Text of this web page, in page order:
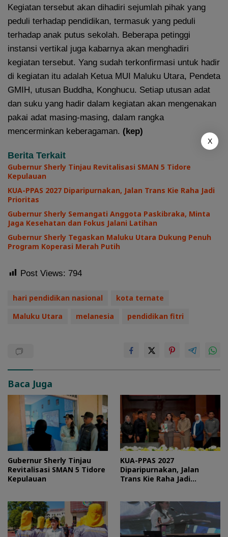
Kegiatan tersebut akan dihadiri sejumlah pihak yang
peduli terhadap pendidikan, termasuk yang peduli
terhadap anak putus sekolah. Beberapa petinggi
instansi vertikal juga kabarnya akan menghadiri
kegiatan tersebut. Yang sudah terkonfirmasi untuk hadir
di kegiatan itu adalah Ketua MUI Maluku Utara, Pendeta
GMIH, utusan Buddha, Konghucu. Setiap utusan adat
dan suku yang hadir dalam kegiatan akan mengenakan
pakai adat masing-masing, dalam rangka
mencerminkan keberagaman. (kep)
Berita Terkait
Gubernur Sherly Tinjau Revitalisasi SMAN 5 Tidore
Kepulauan
KUA-PPAS 2027 Diparipurnakan, Jalan Trans Kie Raha Jadi
Prioritas
Gubernur Sherly Semangati Anggota Paskibraka, Minta
Jaga Kesehatan dan Fokus Jalani Latihan
Gubernur Sherly Tegaskan Maluku Utara Dukung Penuh
Program Koperasi Merah Putih
Post Views: 794
hari pendidikan nasional
kota ternate
Maluku Utara
melanesia pendidikan fitri
Baca Juga
Gubernur Sherly Tinjau
Revitalisasi SMAN 5 Tidore
Kepulauan
KUA-PPAS 2027
Diparipurnakan, Jalan
Trans Kie Raha Jadi
X